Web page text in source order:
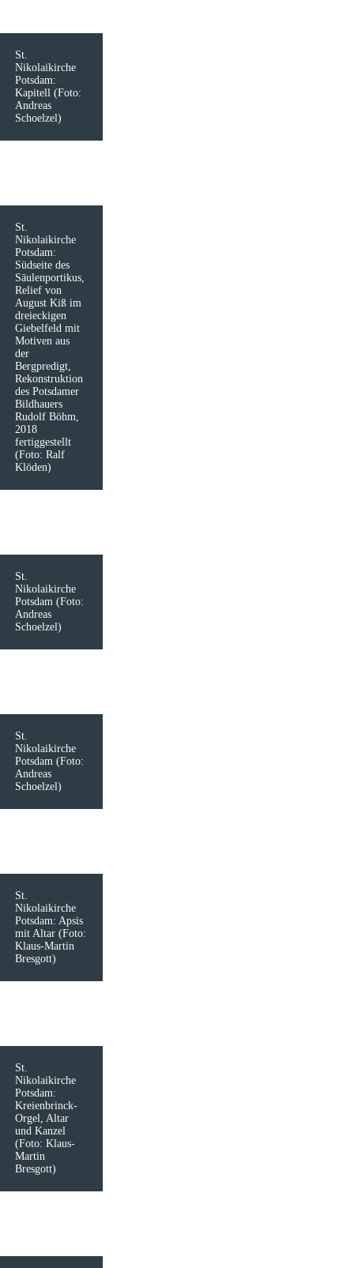
St.
Nikolaikirche
Potsdam:
Kapitell (Foto:
Andreas
Schoelzel)
St.
Nikolaikirche
Potsdam:
Südseite des
Säulenportikus,
Relief von
August Kiß im
dreieckigen
Giebelfeld mit
Motiven aus
der
Bergpredigt,
Rekonstruktion
des Potsdamer
Bildhauers
Rudolf Böhm,
2018
fertiggestellt
(Foto: Ralf
Klöden)
St.
Nikolaikirche
Potsdam (Foto:
Andreas
Schoelzel)
St.
Nikolaikirche
Potsdam (Foto:
Andreas
Schoelzel)
St.
Nikolaikirche
Potsdam: Apsis
mit Altar (Foto:
Klaus-Martin
Bresgott)
St.
Nikolaikirche
Potsdam:
Kreienbrinck-
Orgel, Altar
und Kanzel
(Foto: Klaus-
Martin
Bresgott)